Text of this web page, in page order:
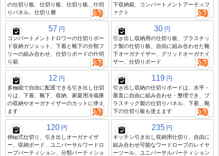
の仕切り板、仕切り板、仕切り板、仕切
りパネル、仕切り層
下収納箱、コンパートメントアーティフ
ァクト
57 円
コンパートメントドロワーの仕切りボー
ド収納ガジェット、下着と靴下の分類フ
リーの組み合わせ、仕切りボードの仕切
り箱
30 円
引き出し収納用の仕切り板、プラスチッ
ク製の仕切り板、自由に組み合わせた靴
下オーガナイザー、グリッドオーガナイ
ザー、仕切りボード
12 円
多機能で自由に配置できる引き出し仕切
りは、下着、靴下、収納、家庭用冷蔵庫
の収納やオーガナイザーのカットに使え
ます
119 円
引き出し収納の仕切りボードは、水平・
垂直に自由に組み合わせ・整理でき、プ
ラスチック製の仕切りパネル、下着、靴
下の仕切り板も使えます
120 円
伸縮式仕切り、引き出しオーガナイザ
ー、収納ボード、ユニバーサルワードロ
ーブパーティション、分類パーティショ
235 円
キッチン引き出し収納用仕切り、自由に
組み合わせ可能なワードローブのレイヤ
ーツール、ユニバーサルパーティション